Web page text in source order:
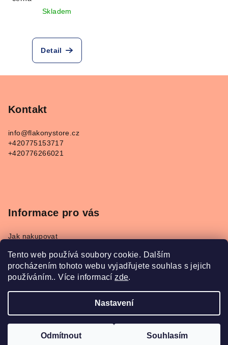
Tento web používá soubory cookie. Dalším
procházením tohoto webu vyjadřujete souhlas s jejich
používáním.. Více informacízde.
Nastavení
Odmítnout Souhlasím
Skladem
Detail
Kontakt
info@flakonystore.cz
+420775153717
+420776266021
Informace pro vás
Jak nakupovat
Podmínky ochrany osobních údajů
Napište nám
vyhrazena.